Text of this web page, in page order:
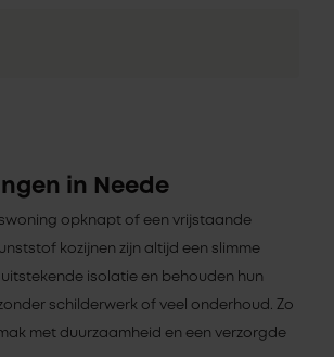
in Neede
opknapt of een vrijstaande
kozijnen zijn altijd een slimme
uitstekende isolatie en behouden hun
schilderwerk of veel onderhoud. Zo
met duurzaamheid en een verzorgde